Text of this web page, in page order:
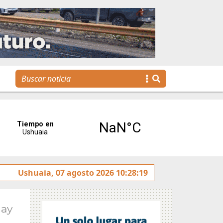
realizó la reunión de Labor Parlamentaria previa a la 5.ª
Ushuaia, 07 agosto 2026 10:28:19